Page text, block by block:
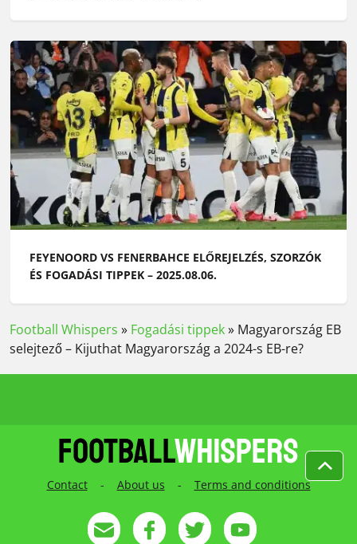
FEYENOORD VS FENERBAHCE ELŐREJELZÉS, SZORZÓK
ÉS FOGADÁSI TIPPEK – 2025.08.06.
Football Whispers » Fogadási tippek» Magyarország EB
selejtező – Kijuthat Magyarország a 2024-s EB-re?
Contact - About us - Terms and conditions